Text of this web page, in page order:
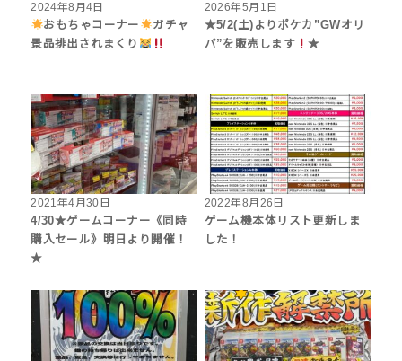
2024年8月4日
おもちゃコーナー
ガチャ
景品排出されまくり
2026年5月1日
★5/2(土)よりポケカ”GWオリ
パ”を販売します
★
2021年4月30日
4/30★ゲームコーナー《同時
購入セール》明日より開催！
★
2022年8月26日
ゲーム機本体リスト更新しま
した！